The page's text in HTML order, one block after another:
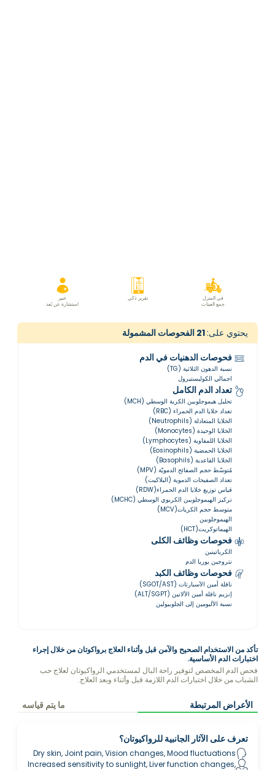
في المنزل
جمع العينات
تقرير ذكي
خبير
استشارة عن بُعد
يحتوي على:21 الفحوصات المشمولة
فحوصات الدهنيات في الدم
نسبة الدهون الثلاثية (TG)
اجمالي الكوليستيرول
تعداد الدم الكامل
تحليل هيموجلوبين الكرية الوسطي (MCH)
تعداد خلايا الدم الحمراء (RBC)
الخلايا المتعادلة (Neutrophils)
الخلايا الوحيدة (Monocytes)
الخلايا اللمفاوية (Lymphocytes)
الخلايا الحمضية (Eosinophils)
الخلايا القاعدية (Basophils)
مُتوسّط ​​حجم الصفائح الدمويّة (MPV)
تعداد الصفيحات الدموية (البلاكيت)
قياس توزيع خلايا الدم الحمراء(RDW)
تركيز الهيموجلوبين الكريوي الوسطي (MCHC)
متوسط حجم الكريات(MCV)
الهيموجلوبين
الهيماتوكريت(HCT)
فحوصات وظائف الكلى
الكرياتينين
نتروجين يوريا الدم
فحوصات وظائف الكبد
ناقلة أمين الأسبارتات (SGOT/AST)
إنزيم ناقلة أمين الألانين (ALT/SGPT)
نسبة الألبومين إلى الجلوبيولين
تأكد من الاستخدام الصحيح والآمن قبل وأثناء العلاج برواكوتان من خلال إجراء
اختبارات الدم الأساسية.
فحص الدم المخصص لتوفير راحة البال لمستخدمي الرواكيوتان لعلاج حب
الشباب من خلال اختبارات الدم اللازمة قبل وأثناء وبعد العلاج.
الأعراض المرتبطة ما يتم قياسه
تعرف على الآثار الجانبية للرواكيوتان؟
Dry skin, Joint pain, Vision changes, Mood fluctuations
Increased sensitivity to sunlight, Liver function changes,